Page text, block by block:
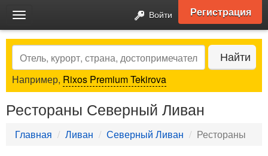
Toggle
navigation
Войти Регистрация
Search Найти
Например, Rixos Premium Tekirova
Рестораны Северный Ливан
Главная Ливан Северный Ливан Рестораны